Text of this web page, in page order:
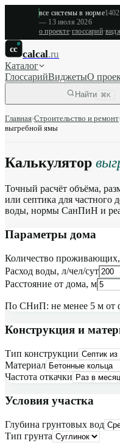
все системы в норме1402
— 13 июля 2026
о проекте·глоссарий·
cc calcal.ru
Каталог
ГлоссарийВиджетыО
Найти ⌘K
Главная›Строительство и ремонт
выгребной ямы
Калькулятор
Точный расчёт объёма,
или септика для частного
воды, нормы СанПиН и
Параметры дома
Количество
Расход воды, л/чел/сут
Расстояние от дома, м
По СНиП: не менее 5 м от
Конструкция и
Тип конструкции
Материал
Частота откачки
Условия участка
Глубина грунтовых вод
Тип грунта